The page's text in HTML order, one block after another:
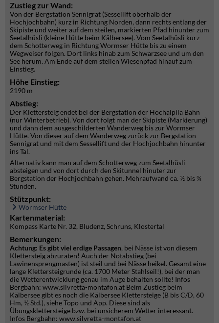
Zustieg zur Wand:
Von der Bergstation Sennigrat (Sessellift oberhalb der
Hochjochbahn) kurz in Richtung Norden, dann rechts entlang der
Skipiste und weiter auf dem steilen, markierten Pfad hinunter zum
Seetalhüsli (kleine Hütte beim Kälbersee). Vom Seetalhüsli kurz
dem Schotterweg in Richtung Wormser Hütte bis zu einem
Wegweiser folgen. Dort links hinab zum Schwarzsee und um den
See herum. Am Ende auf dem steilen Wiesenpfad hinauf zum
Einstieg.
Höhe Einstieg:
2190 m
Abstieg:
Der Klettersteig endet bei der Bergstation der Hochalpila Bahn
(nur Winterbetrieb). Von dort folgt man der Skipiste (Markierung)
und dann dem ausgeschilderten Wanderweg bis zur Wormser
Hütte. Von dieser auf dem Wanderweg zurück zur Bergstation
Sennigrat und mit dem Sessellift und der Hochjochbahn hinunter
ins Tal.
Alternativ kann man auf dem Schotterweg zum Seetalhüsli
absteigen und von dort durch den Skitunnel hinuter zur
Bergstation der Hochjochbahn gehen. Mehraufwand ca. ½ bis ¾
Stunden.
Stützpunkt:
Wormser Hütte
Kartenmaterial:
Kompass Karte Nr. 32, Bludenz, Schruns, Klostertal
Bemerkungen:
Achtung: Es gibt viel erdige Passagen, bei Nässe ist von diesem
Klettersteig abzuraten! Auch der Notabstieg (bei
Lawinensprengmasten) ist steil und bei Nässe heikel. Gesamt eine
lange Klettersteigrunde (ca. 1700 Meter Stahlseil!), bei der man
die Wetterentwicklung genau im Auge behalten sollte! Infos
Bergbahn: www.silvretta-montafon.at Beim Zustieg beim
Kälbersee gibt es noch die Kälbersee Klettersteige (B bis C/D, 60
Hm, ½ Std.), siehe Topo und App. Diese sind als
Übungsklettersteige bzw. bei unsicherem Wetter interessant.
Infos Bergbahn: www.silvretta-montafon.at